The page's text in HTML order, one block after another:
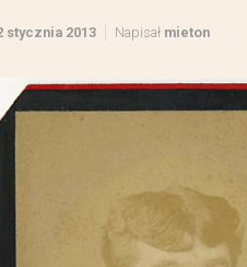
stycznia 2013 Napisał mieton